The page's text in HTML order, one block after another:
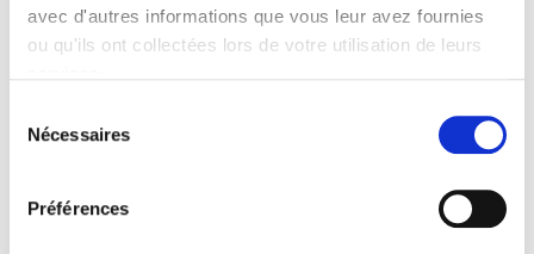
avec d'autres informations que vous leur avez fournies
ou qu'ils ont collectées lors de votre utilisation de leurs
Nécessaires
Préférences
PLAN DU SITE ACCESSIBILITÉ CONTACT
Manu Robles-Arangiz Institutua Fundazioa
Corderliers karrika 20 - 64100 Baiona -
Contact